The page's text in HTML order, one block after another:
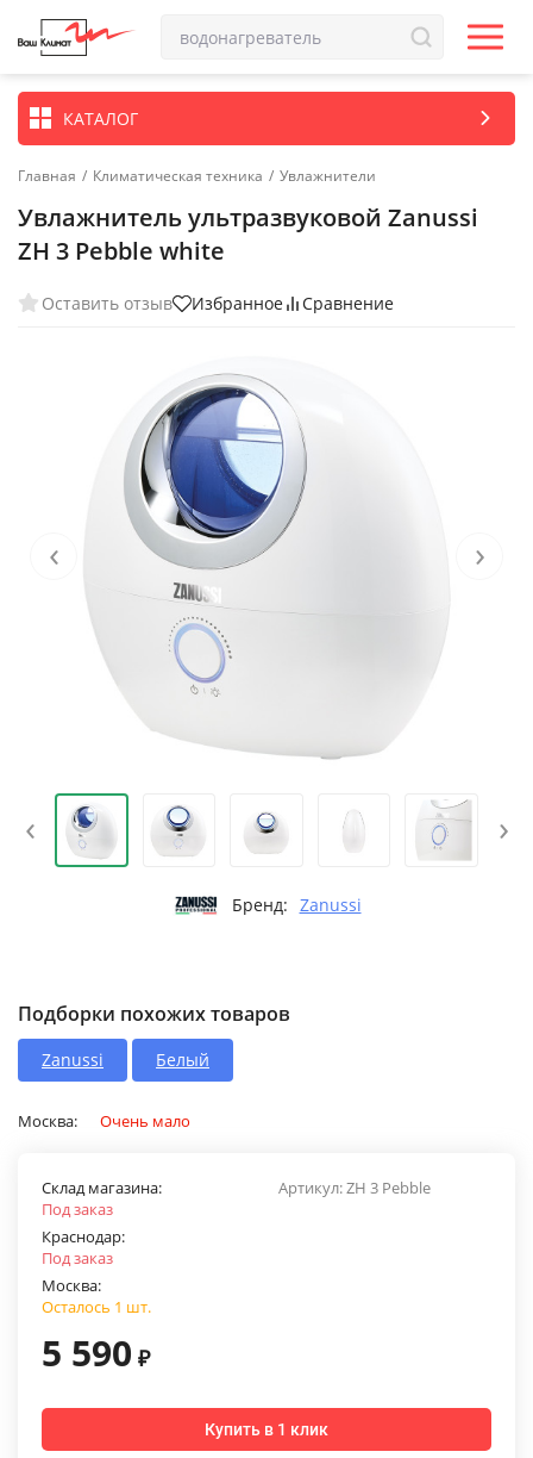
КАТАЛОГ
Главная / Климатическая техника / Увлажнители
Увлажнитель ультразвуковой Zanussi
ZH 3 Pebble white
Оставить отзыв Избранное Сравнение
‹ ›
‹ ›
Бренд: Zanussi
Подборки похожих товаров
Zanussi Белый
Москва: Очень мало
Артикул:ZH 3 Pebble
Склад магазина:
Под заказ
Краснодар:
Под заказ
Москва:
Осталось 1 шт.
5 590 ₽
Купить в 1 клик